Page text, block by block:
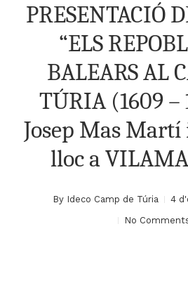
PRESENTACIÓ
“ELS
BALEARS AL
TÚRIA (1609 –
Josep Mas Martí
lloc a
By Ideco Camp de Túria
4
No